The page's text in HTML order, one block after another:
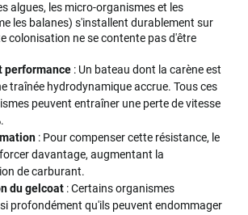
algues, les micro-organismes et les
les balanes) s'installent durablement sur
colonisation ne se contente pas d'être
performance : Un bateau dont la carène est
traînée hydrodynamique accrue. Tous ces
peuvent entraîner une perte de vitesse
.
: Pour compenser cette résistance, le
davantage, augmentant la
de carburant.
du gelcoat : Certains organismes
profondément qu'ils peuvent endommager